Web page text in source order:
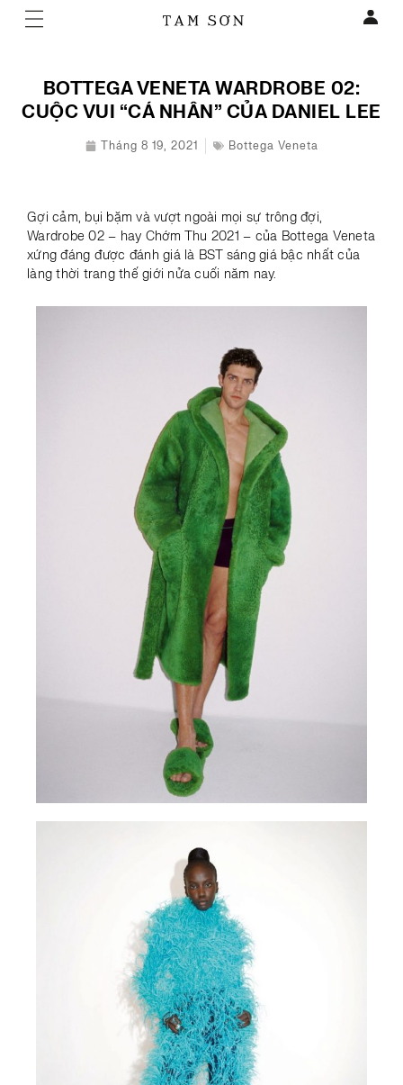
BOTTEGA VENETA WARDROBE 02:
CUỘC VUI “CÁ NHÂN” CỦA DANIEL LEE
Tháng 8 19, 2021 Bottega Veneta
Gợi cảm, bụi bặm và vượt ngoài mọi sự trông đợi,
Wardrobe 02 – hay Chớm Thu 2021 – của Bottega Veneta
xứng đáng được đánh giá là BST sáng giá bậc nhất của
làng thời trang thế giới nửa cuối năm nay.